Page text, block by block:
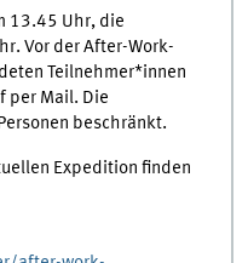
13.45 Uhr, die
Vor der After-Work-
Teilnehmer*innen
per Mail. Die
beschränkt.
Expedition finden